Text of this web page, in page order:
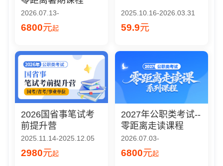
2026.07.13-
6800元起
2025.10.16-2026.03.31
59.9元
2026国省事笔试考
前提升营
2025.11.14-2025.12.05
2980元起
2027年公职类考试--
零距离走读课程
2026.07.03-
6800元起